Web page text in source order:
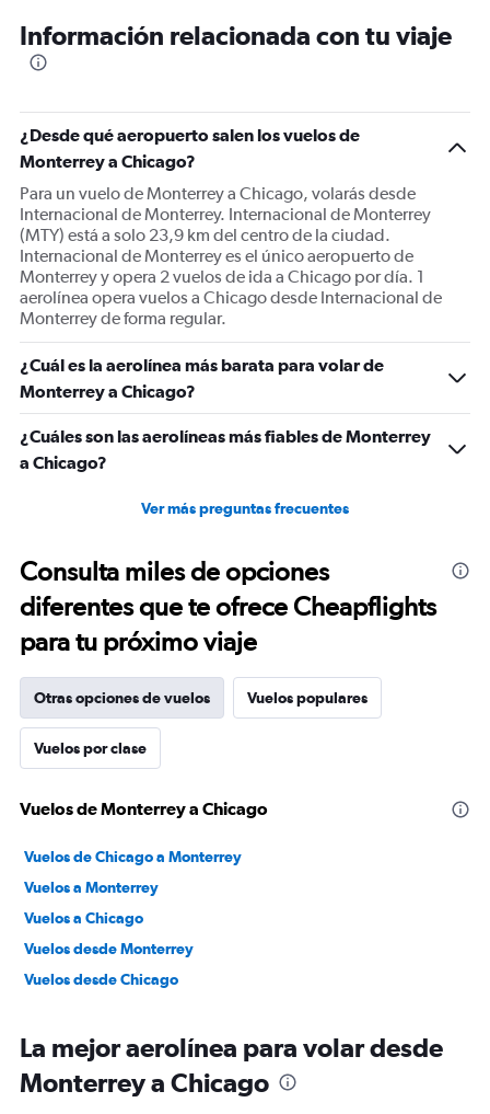
Información relacionada con tu viaje
¿Desde qué aeropuerto salen los vuelos de
Monterrey a Chicago?
Para un vuelo de Monterrey a Chicago, volarás desde
Internacional de Monterrey. Internacional de Monterrey
(MTY) está a solo 23,9 km del centro de la ciudad.
Internacional de Monterrey es el único aeropuerto de
Monterrey y opera 2 vuelos de ida a Chicago por día. 1
aerolínea opera vuelos a Chicago desde Internacional de
Monterrey de forma regular.
¿Cuál es la aerolínea más barata para volar de
Monterrey a Chicago?
¿Cuáles son las aerolíneas más fiables de Monterrey
a Chicago?
Ver más preguntas frecuentes
Consulta miles de opciones
diferentes que te ofrece Cheapflights
para tu próximo viaje
Otras opciones de vuelos Vuelos populares
Vuelos por clase
Vuelos de Monterrey a Chicago
Vuelos de Chicago a Monterrey
Vuelos a Monterrey
Vuelos a Chicago
Vuelos desde Monterrey
Vuelos desde Chicago
La mejor aerolínea para volar desde
Monterrey a Chicago